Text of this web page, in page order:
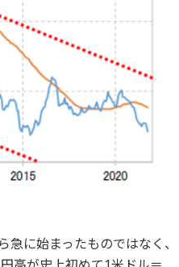
に始まったものではなく、